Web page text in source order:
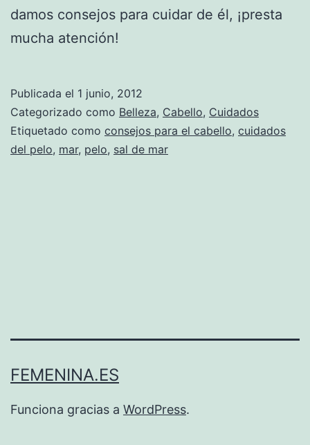
damos consejos para cuidar de él, ¡presta
mucha atención!
Publicada el 1 junio, 2012
Categorizado como Belleza, Cabello, Cuidados
Etiquetado como consejos para el cabello, cuidados
del pelo, mar, pelo, sal de mar
FEMENINA.ES
Funciona gracias a WordPress.